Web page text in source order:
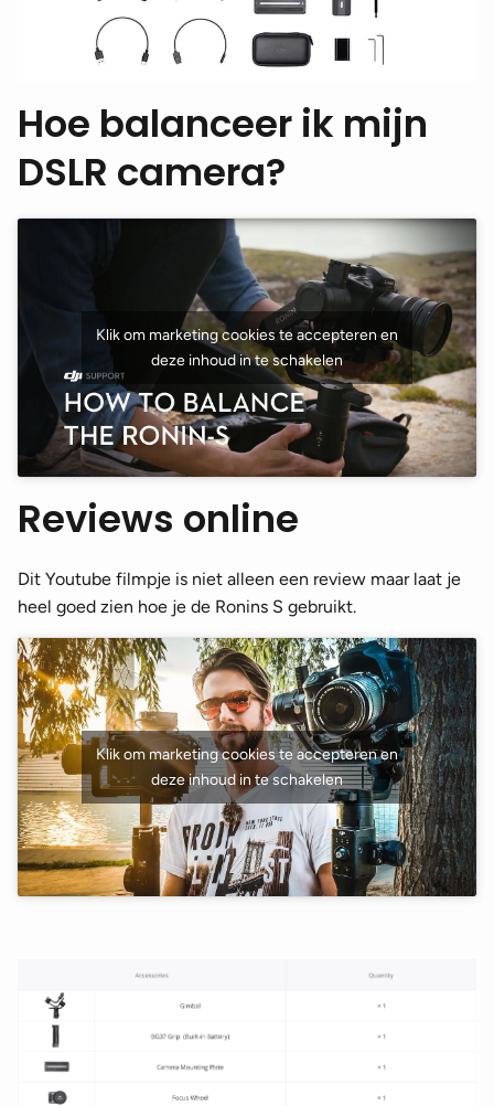
Hoe balanceer ik mijn
DSLR camera?
Klik om marketing cookies te accepteren en
deze inhoud in te schakelen
Reviews online
Dit Youtube filmpje is niet alleen een review maar laat je
heel goed zien hoe je de Ronins S gebruikt.
Klik om marketing cookies te accepteren en
deze inhoud in te schakelen